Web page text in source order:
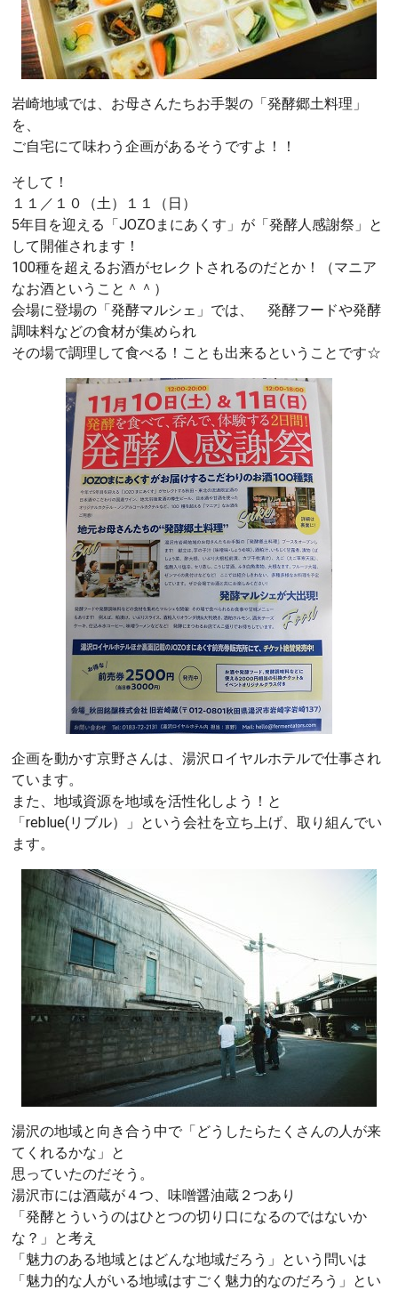
岩崎地域では、お母さんたちお手製の「発酵郷土料理」
を、
ご自宅にて味わう企画があるそうですよ！！
そして！
１１／１０（土）１１（日）
5年目を迎える「JOZOまにあくす」が「発酵人感謝祭」と
して開催されます！
100種を超えるお酒がセレクトされるのだとか！（マニア
なお酒ということ＾＾）
会場に登場の「発酵マルシェ」では、 発酵フードや発酵
調味料などの食材が集められ
その場で調理して食べる！ことも出来るということです☆
企画を動かす京野さんは、湯沢ロイヤルホテルで仕事され
ています。
また、地域資源を地域を活性化しよう！と
「reblue(リブル）」という会社を立ち上げ、取り組んでい
ます。
湯沢の地域と向き合う中で「どうしたらたくさんの人が来
てくれるかな」と
思っていたのだそう。
湯沢市には酒蔵が４つ、味噌醤油蔵２つあり
「発酵とういうのはひとつの切り口になるのではないか
な？」と考え
「魅力のある地域とはどんな地域だろう」という問いは
「魅力的な人がいる地域はすごく魅力的なのだろう」とい